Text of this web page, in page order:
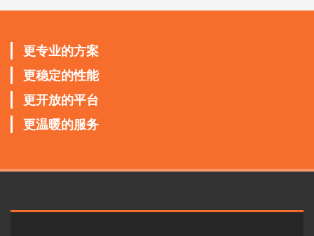
更专业的方案
更稳定的性能
更开放的平台
更温暖的服务